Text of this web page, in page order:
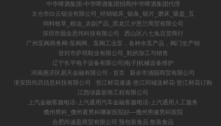
中华啤酒集团-中华啤酒集团招商|中华啤酒集团代理
太仓市白云锯业有限公司_经销锯床_锯条_锯片_磨床_吸盘_五
饲料牧草_粮油_农副产品_黑龙江夕恩兰商贸有限公司
深圳市掘金思伟科技有限公司
西山区八七兔百货商行
广州泵阀商务网-泵阀网、泵阀工业泵，各种水泵产品，阀门生产销
登封市萨琪鞋业有限公司_鞋的加工与销售
辽宁长平电子设备有限公司|电子|机械设备维护
河南惠济区易天金融有限公司 - 首页
新余市浦园商贸有限公司
淮安田尚武信息科技有限公司
垫江鲜花速递-垫江同城送鲜花-垫江鲜花订购
江西绿森装饰工程有限公司
上汽金融客服电话-上汽通用汽车金融客服电话-上汽通用人工服务
儋州男科_儋州看男科哪家医院好―儋州男健男科医院
合肥尚诚盈商贸有限公司 预包装食品 散装食品